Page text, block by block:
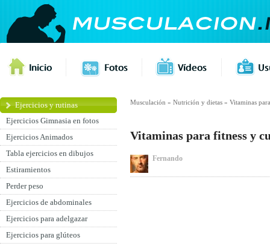
Ejercicios y rutinas
Ejercicios Gimnasia en fotos
Ejercicios Animados
Tabla ejercicios en dibujos
Estiramientos
Perder peso
Ejercicios de abdominales
Ejercicios para adelgazar
Ejercicios para glúteos
Musculación » Nutrición y dietas » Vitaminas
Vitaminas para fitness y
Fernando